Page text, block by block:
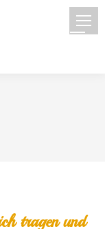
hier:
tragen und